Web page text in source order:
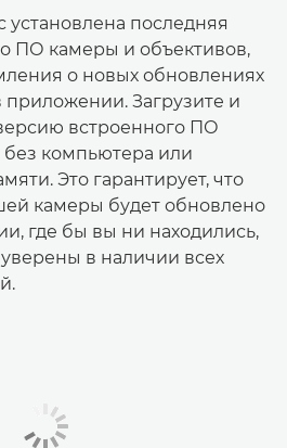
установлена последняя
ПО камеры и объективов,
о новых обновлениях
приложении. Загрузите и
встроенного ПО
компьютера или
Это гарантирует, что
камеры будет обновлено
где бы вы ни находились,
в наличии всех